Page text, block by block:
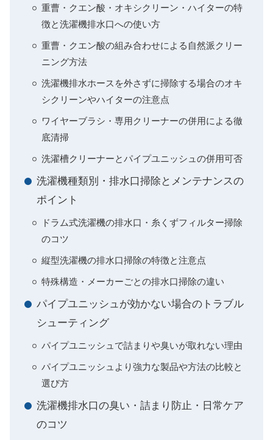
重曹・クエン酸・オキシクリーン・ハイターの特
徴と洗濯機排水口への使い方
重曹・クエン酸の組み合わせによる自然派クリー
ニング方法
洗濯機排水ホースを外さずに掃除する場合のオキ
シクリーンやハイターの注意点
ワイヤーブラシ・専用クリーナーの併用による徹
底清掃
洗濯槽クリーナーとパイプユニッシュの併用可否
洗濯機種類別・排水口掃除とメンテナンスの
ポイント
ドラム式洗濯機の排水口・糸くずフィルター掃除
のコツ
縦型洗濯機の排水口掃除の特徴と注意点
特殊構造・メーカーごとの排水口掃除の違い
パイプユニッシュが効かない場合のトラブル
シューティング
パイプユニッシュで詰まりや臭いが取れない理由
パイプユニッシュより強力な製品や方法の比較と
選び方
洗濯機排水口の臭い・詰まり防止・日常ケア
のコツ